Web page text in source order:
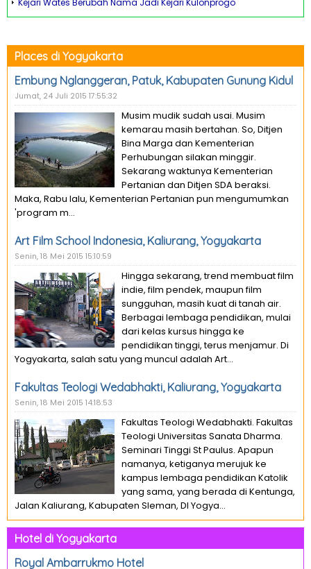
Kejari Wates Berubah Nama Jadi Kejari Kulonprogo
Places di Yogyakarta
Embung Nglanggeran, Patuk, Kabupaten Gunung Kidul
Jumat, 24 Juli 2015 17:55:32
Musim mudik sudah usai. Musim
kemarau masih bertahan. So, Ditjen
Bina Marga dan Kementerian
Perhubungan silakan minggir.
Sekarang waktunya Kementerian
Pertanian dan Ditjen SDA beraksi.
Maka, Rabu lalu, Kementerian Pertanian pun mengumumkan
'program m...
Art Film School Indonesia, Kaliurang, Yogyakarta
Senin, 18 Mei 2015 15:10:59
Hingga sekarang, trend membuat film
indie, film pendek, maupun film
sungguhan, masih kuat di tanah air.
Berbagai lembaga pendidikan, mulai
dari kelas kursus hingga ke
pendidikan tinggi, terus menjamur. Di
Yogyakarta, salah satu yang muncul adalah Art...
Fakultas Teologi Wedabhakti, Kaliurang, Yogyakarta
Senin, 18 Mei 2015 14:18:53
Fakultas Teologi Wedabhakti. Fakultas
Teologi Universitas Sanata Dharma.
Seminari Tinggi St Paulus. Apapun
namanya, ketiganya merujuk ke
kampus lembaga pendidikan Katolik
yang sama, yang berada di Kentunga,
Jalan Kaliurang, Kabupaten Sleman, DI Yogya...
Hotel di Yogyakarta
Royal Ambarrukmo Hotel